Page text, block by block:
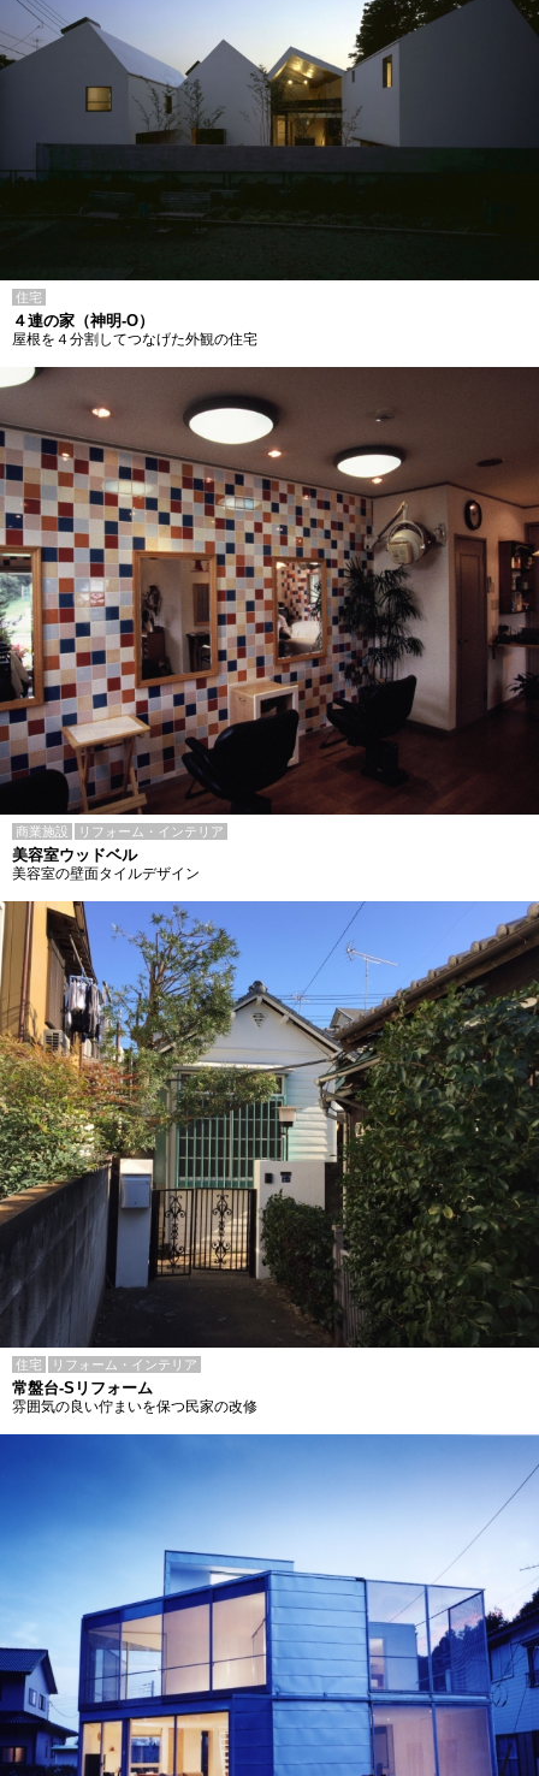
住宅
４連の家（神明-O）
屋根を４分割してつなげた外観の住宅
商業施設 リフォーム・インテリア
美容室ウッドベル
美容室の壁面タイルデザイン
住宅 リフォーム・インテリア
常盤台-Sリフォーム
雰囲気の良い佇まいを保つ民家の改修